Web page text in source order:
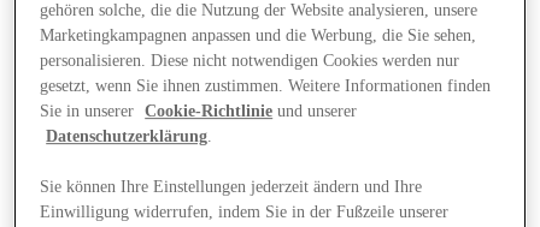
Angebote
gehören solche, die die Nutzung der Website analysieren, unsere
Marketingkampagnen anpassen und die Werbung, die Sie sehen,
personalisieren. Diese nicht notwendigen Cookies werden nur
gesetzt, wenn Sie ihnen zustimmen. Weitere Informationen finden
Sie in unserer
Cookie-Richtlinie und unserer
Datenschutzerklärung.
Sie können Ihre Einstellungen jederzeit ändern und Ihre
Einwilligung widerrufen, indem Sie in der Fußzeile unserer